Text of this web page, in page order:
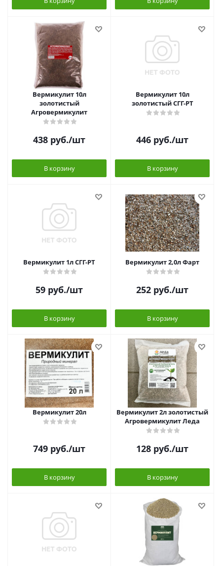
Вермикулит 10л
золотистый
Агровермикулит
438 руб./шт
В корзину
Вермикулит 10л
золотистый СГГ-РТ
446 руб./шт
В корзину
Вермикулит 1л СГГ-РТ
59 руб./шт
В корзину
Вермикулит 2,0л Фарт
252 руб./шт
В корзину
Вермикулит 20л
749 руб./шт
В корзину
Вермикулит 2л золотистый
Агровермикулит Леда
128 руб./шт
В корзину